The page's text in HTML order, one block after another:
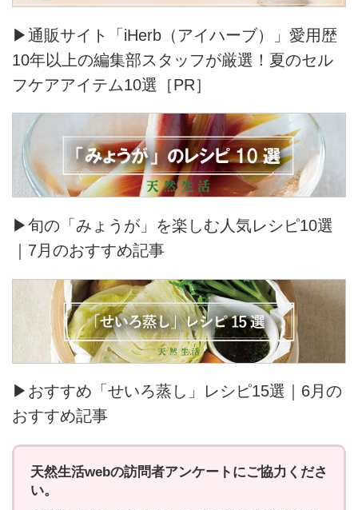
▶通販サイト「iHerb（アイハーブ）」愛用歴
10年以上の編集部スタッフが厳選！夏のセル
フケアアイテム10選［PR］
▶旬の「みょうが」を楽しむ人気レシピ10選
｜7月のおすすめ記事
▶おすすめ「せいろ蒸し」レシピ15選｜6月の
おすすめ記事